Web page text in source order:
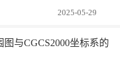
2025-05-29
图与CGCS2000坐标系的